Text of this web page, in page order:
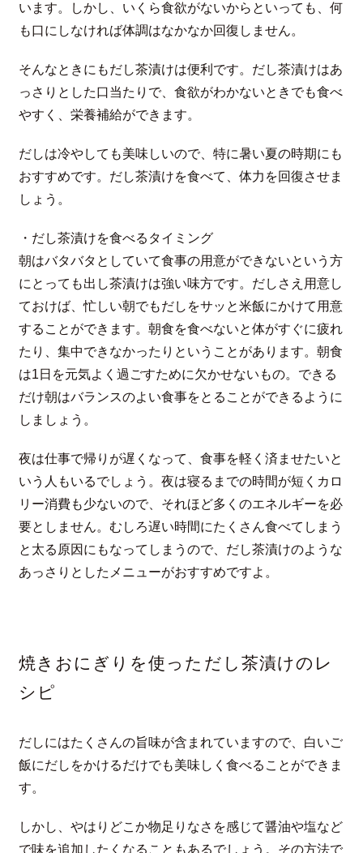
います。しかし、いくら食欲がないからといっても、何
も口にしなければ体調はなかなか回復しません。
そんなときにもだし茶漬けは便利です。だし茶漬けはあ
っさりとした口当たりで、食欲がわかないときでも食べ
やすく、栄養補給ができます。
だしは冷やしても美味しいので、特に暑い夏の時期にも
おすすめです。だし茶漬けを食べて、体力を回復させま
しょう。
・だし茶漬けを食べるタイミング
朝はバタバタとしていて食事の用意ができないという方
にとっても出し茶漬けは強い味方です。だしさえ用意し
ておけば、忙しい朝でもだしをサッと米飯にかけて用意
することができます。朝食を食べないと体がすぐに疲れ
たり、集中できなかったりということがあります。朝食
は1日を元気よく過ごすために欠かせないもの。できる
だけ朝はバランスのよい食事をとることができるように
しましょう。
夜は仕事で帰りが遅くなって、食事を軽く済ませたいと
いう人もいるでしょう。夜は寝るまでの時間が短くカロ
リー消費も少ないので、それほど多くのエネルギーを必
要としません。むしろ遅い時間にたくさん食べてしまう
と太る原因にもなってしまうので、だし茶漬けのような
あっさりとしたメニューがおすすめですよ。
焼きおにぎりを使っただし茶漬けのレ
シピ
だしにはたくさんの旨味が含まれていますので、白いご
飯にだしをかけるだけでも美味しく食べることができま
す。
しかし、やはりどこか物足りなさを感じて醤油や塩など
で味を追加したくなることもあるでしょう。その方法で